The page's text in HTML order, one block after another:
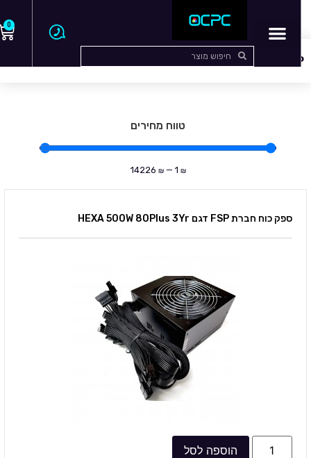
0
FSP
טווח מחירים
₪
1
—
₪
14226
ספק כוח חברת FSP דגם HEXA 500W 80Plus 3Yr
הוספה לסל